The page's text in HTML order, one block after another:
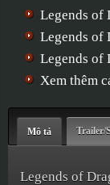
Legends of
Legends of
Legends of
Xem thêm
Mô tả Trailer/
Legends of